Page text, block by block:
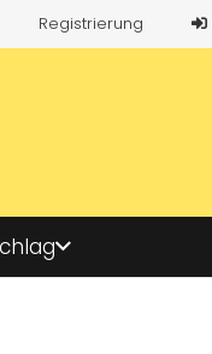
Registrierung